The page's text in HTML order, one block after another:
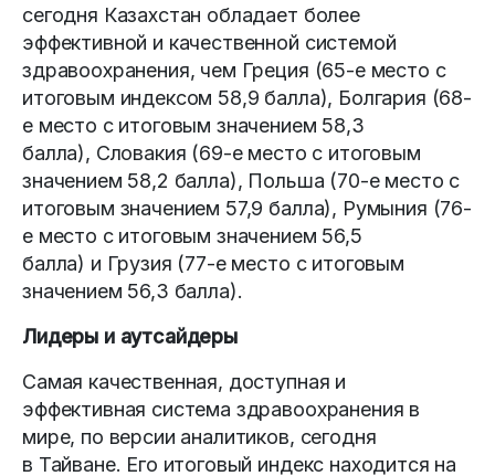
сегодня Казахстан обладает более
эффективной и качественной системой
здравоохранения, чем Греция (65-е место с
итоговым индексом 58,9 балла), Болгария (68-
е место с итоговым значением 58,3
балла), Словакия (69-е место с итоговым
значением 58,2 балла), Польша (70-е место с
итоговым значением 57,9 балла), Румыния (76-
е место с итоговым значением 56,5
балла) и Грузия (77-е место с итоговым
значением 56,3 балла).
Лидеры и аутсайдеры
Самая качественная, доступная и
эффективная система здравоохранения в
мире, по версии аналитиков, сегодня
в Тайване. Его итоговый индекс находится на